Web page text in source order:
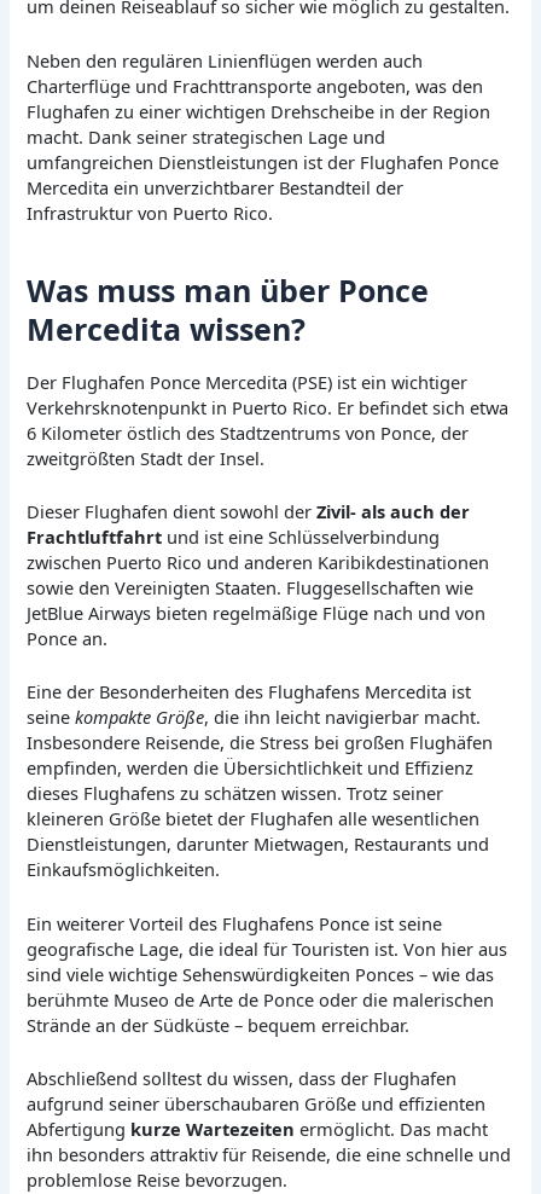
um deinen Reiseablauf so sicher wie möglich zu gestalten.
Neben den regulären Linienflügen werden auch
Charterflüge und Frachttransporte angeboten, was den
Flughafen zu einer wichtigen Drehscheibe in der Region
macht. Dank seiner strategischen Lage und
umfangreichen Dienstleistungen ist der Flughafen Ponce
Mercedita ein unverzichtbarer Bestandteil der
Infrastruktur von Puerto Rico.
Was muss man über Ponce
Mercedita wissen?
Der Flughafen Ponce Mercedita (PSE) ist ein wichtiger
Verkehrsknotenpunkt in Puerto Rico. Er befindet sich etwa
6 Kilometer östlich des Stadtzentrums von Ponce, der
zweitgrößten Stadt der Insel.
Dieser Flughafen dient sowohl derZivil- als auch der
Frachtluftfahrt und ist eine Schlüsselverbindung
zwischen Puerto Rico und anderen Karibikdestinationen
sowie den Vereinigten Staaten. Fluggesellschaften wie
JetBlue Airways bieten regelmäßige Flüge nach und von
Ponce an.
Eine der Besonderheiten des Flughafens Mercedita ist
seinekompakte Größe, die ihn leicht navigierbar macht.
Insbesondere Reisende, die Stress bei großen Flughäfen
empfinden, werden die Übersichtlichkeit und Effizienz
dieses Flughafens zu schätzen wissen. Trotz seiner
kleineren Größe bietet der Flughafen alle wesentlichen
Dienstleistungen, darunter Mietwagen, Restaurants und
Einkaufsmöglichkeiten.
Ein weiterer Vorteil des Flughafens Ponce ist seine
geografische Lage, die ideal für Touristen ist. Von hier aus
sind viele wichtige Sehenswürdigkeiten Ponces – wie das
berühmte Museo de Arte de Ponce oder die malerischen
Strände an der Südküste – bequem erreichbar.
Abschließend solltest du wissen, dass der Flughafen
aufgrund seiner überschaubaren Größe und effizienten
Abfertigung kurze Wartezeiten ermöglicht. Das macht
ihn besonders attraktiv für Reisende, die eine schnelle und
problemlose Reise bevorzugen.